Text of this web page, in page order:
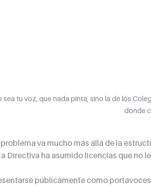
sea tu voz, que nada pinta, sino la de los
donde
va mucho más allá de la
Directiva ha asumido licencias que no
públicamente como